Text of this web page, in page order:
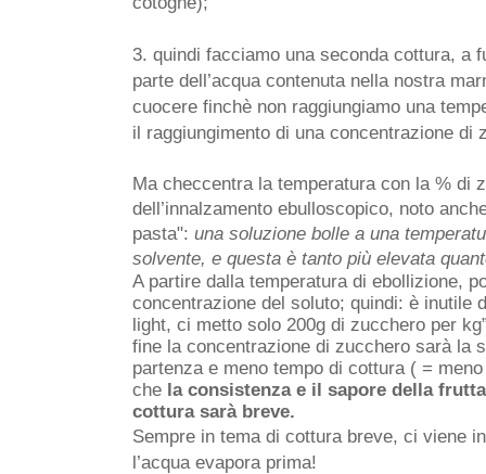
3. quindi facciamo una seconda cottura, a
parte dell’acqua contenuta nella nostra
cuocere finchè non raggiungiamo una
il raggiungimento di una concentrazione di
Ma checcentra la temperatura con la % di
dell’innalzamento ebulloscopico, noto
pasta": una soluzione bolle a una
solvente, e questa è tanto più elevata
A partire dalla temperatura di ebollizione,
concentrazione del soluto; quindi: è inutile
light, ci metto solo 200g di zucchero per
fine la concentrazione di zucchero sarà la
partenza e meno tempo di cottura ( =
che la consistenza e il sapore della
cottura sarà breve.
Sempre in tema di cottura breve, ci viene
l’acqua evapora prima!